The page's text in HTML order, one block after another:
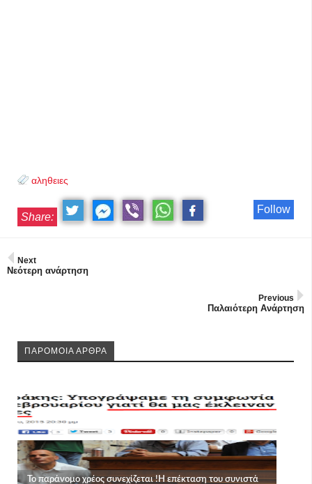
αληθειες
Follow
Share:
Next
Νεότερη ανάρτηση
Previous
Παλαιότερη Ανάρτηση
ΠΑΡΟΜΟΙΑ ΑΡΘΡΑ